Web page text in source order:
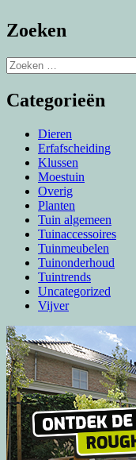
Zoeken
Zoeken
naar:
Categorieën
Dieren
Erfafscheiding
Klussen
Moestuin
Overig
Planten
Tuin algemeen
Tuinaccessoires
Tuinmeubelen
Tuinonderhoud
Tuintrends
Uncategorized
Vijver